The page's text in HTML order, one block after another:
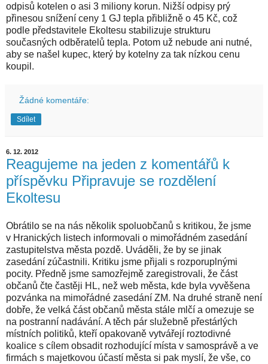
odpisů kotelen o asi 3 miliony korun. Nižší odpisy prý
přinesou snížení ceny 1 GJ tepla přibližně o 45 Kč, což
podle představitele Ekoltesu stabilizuje strukturu
současných odběratelů tepla. Potom už nebude ani nutné,
aby se našel kupec, který by kotelny za tak nízkou cenu
koupil.
Žádné komentáře:
Sdílet
6. 12. 2012
Reagujeme na jeden z komentářů k
příspěvku Připravuje se rozdělení
Ekoltesu
Obrátilo se na nás několik spoluobčanů s kritikou, že jsme
v Hranických listech informovali o mimořádném zasedání
zastupitelstva města pozdě. Uváděli, že by se jinak
zasedání zúčastnili. Kritiku jsme přijali s rozporuplnými
pocity. Předně jsme samozřejmě zaregistrovali, že část
občanů čte častěji HL, než web města, kde byla vyvěšena
pozvánka na mimořádné zasedání ZM. Na druhé straně není
dobře, že velká část občanů města stále mlčí a omezuje se
na postranní nadávání. A těch pár služebně přestárlých
místních politiků, kteří opakovaně vytvářejí roztodivné
koalice s cílem obsadit rozhodující místa v samosprávě a ve
firmách s majetkovou účastí města si pak myslí, že vše, co